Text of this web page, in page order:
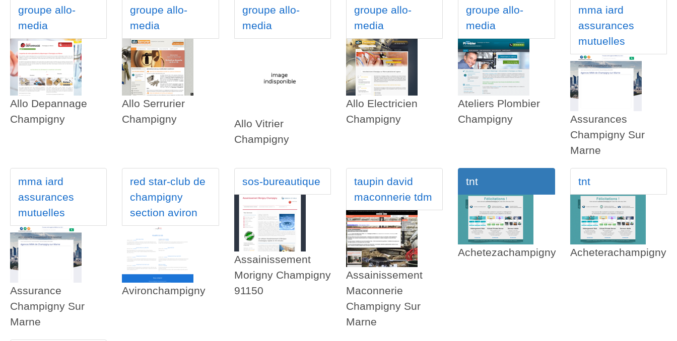
groupe allo-
media
Allo Depannage
Champigny
groupe allo-
media
Allo Serrurier
Champigny
groupe allo-
media
Allo Vitrier
Champigny
groupe allo-
media
Allo Electricien
Champigny
groupe allo-
media
Ateliers Plombier
Champigny
mma iard
assurances
mutuelles
Assurances
Champigny Sur
Marne
mma iard
assurances
mutuelles
Assurance
Champigny Sur
Marne
red star-club de
champigny
section aviron
Avironchampigny
sos-bureautique
Assainissement
Morigny Champigny
91150
taupin david
maconnerie tdm
Assainissement
Maconnerie
Champigny Sur
Marne
tnt
Achetezachampigny
tnt
Acheterachampigny